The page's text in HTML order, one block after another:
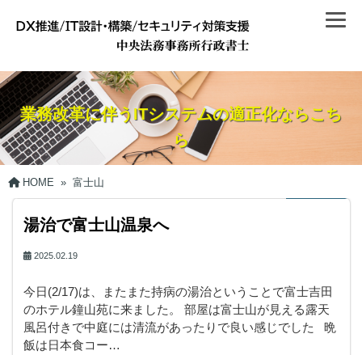
業務改革に伴うITシステムの適正化ならこち
ら
HOME » 富士山
湯治で富士山温泉へ
2025.02.19
今日(2/17)は、またまた持病の湯治ということで富士吉田
のホテル鐘山苑に来ました。 部屋は富士山が見える露天
風呂付きで中庭には清流があったりで良い感じでした 晩
飯は日本食コー…